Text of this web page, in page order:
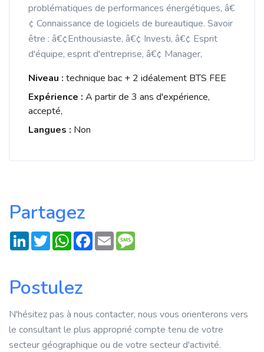
problématiques de performances énergétiques, â€
¢ Connaissance de logiciels de bureautique. Savoir
être : â€¢Enthousiaste, â€¢ Investi, â€¢ Esprit
d'équipe, esprit d'entreprise, â€¢ Manager,
Niveau : technique bac + 2 idéalement BTS FEE
Expérience : A partir de 3 ans d'expérience,
accepté,
Langues : Non
Partagez
LinkedInTwitterWhatsApp
Facebook
Email
Postulez
N'hésitez pas à nous contacter, nous vous orienterons vers
le consultant le plus approprié compte tenu de votre
secteur géographique ou de votre secteur d'activité.